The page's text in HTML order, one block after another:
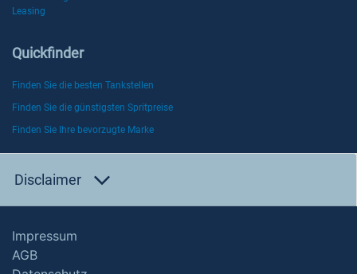
Leasing
Quickfinder
Finden Sie die besten Tankstellen
Finden Sie die günstigsten Spritpreise
Finden Sie Ihre bevorzugte Marke
Disclaimer
Impressum
AGB